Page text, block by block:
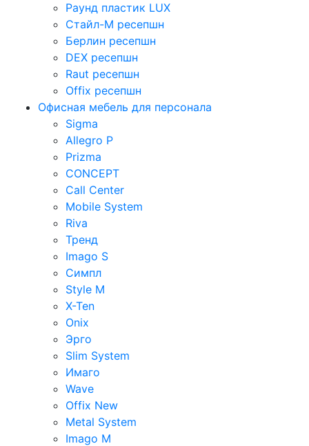
Раунд пластик LUX
Стайл-М ресепшн
Берлин ресепшн
DEX ресепшн
Raut ресепшн
Offix ресепшн
Офисная мебель для персонала
Sigma
Allegro P
Prizma
CONCEPT
Call Center
Mobile System
Riva
Тренд
Imago S
Симпл
Style M
X-Ten
Onix
Эрго
Slim System
Имаго
Wave
Offix New
Metal System
Imago M